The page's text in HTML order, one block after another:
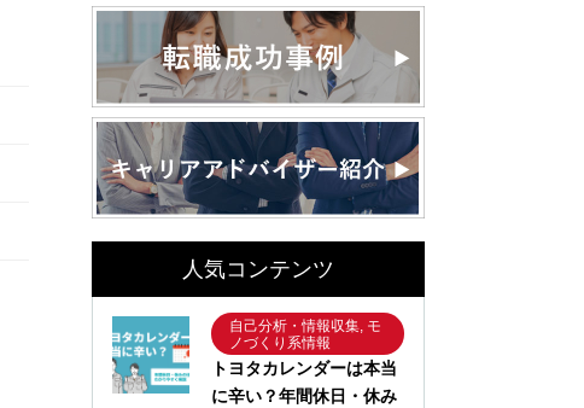
人気コンテンツ
自己分析・情報収集, モ
ノづくり系情報
トヨタカレンダーは本当
に辛い？年間休日・休み